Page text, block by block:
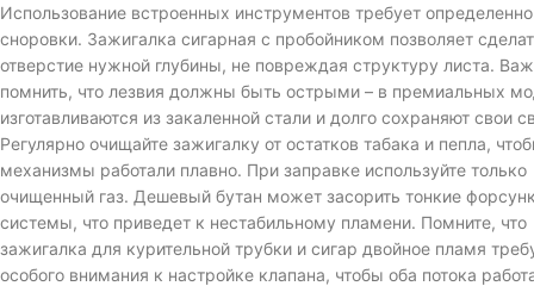
Использование встроенных инструментов требует
сноровки. Зажигалка сигарная с пробойником позволяет
отверстие нужной глубины, не повреждая структуру листа.
помнить, что лезвия должны быть острыми – в премиальных
изготавливаются из закаленной стали и долго сохраняют свои
Регулярно очищайте зажигалку от остатков табака и пепла,
механизмы работали плавно. При заправке используйте только
очищенный газ. Дешевый бутан может засорить тонкие
системы, что приведет к нестабильному пламени. Помните, что
зажигалка для курительной трубки и сигар двойное пламя
особого внимания к настройке клапана, чтобы оба потока